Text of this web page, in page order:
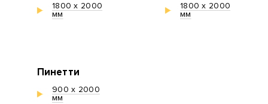
1800 х 2000
мм
1800 х 2000
мм
Пинетти
900 х 2000
мм